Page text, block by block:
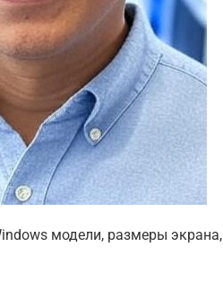
модели, размеры экрана,